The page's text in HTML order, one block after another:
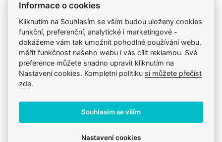
zbarvenou srstí, může dojít k nežádoucímu
zabarvení srsti.
Balení
180g vydrží pro psa s váhou do 10 kg na 6 měsíců.
100% přírodní produkt bez obsahu barviv,
bez dochucovadel, bez umělých aromat a bez
geneticky modifikovaných surovin.
Léčiva, vitamíny a doplňky
Léčiva, vitamíny a doplňky
Canvit
Mého psa trápí
Mou kočku trápí
Canvit
Kočky
Dentální péče Vitamíny
Jsme zkušení veterináři
Mazlíčkům pomáháme denně již 20 let.
Informace o cookies
Kliknutím na Souhlasím se vším budou uloženy cookies
funkční, preferenční, analytické i marketingové -
dokážeme vám tak umožnit pohodlné používání webu,
měřit funkčnost našeho webu i vás cílit reklamou. Své
preference můžete snadno upravit kliknutím na
Nastavení cookies. Kompletní politiku si můžete přečíst
zde.
Souhlasím se vším
Nastavení cookies